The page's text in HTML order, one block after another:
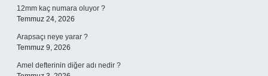
12mm kaç numara oluyor ?
Temmuz 24, 2026
Arapsaçı neye yarar ?
Temmuz 9, 2026
Amel defterinin diğer adı nedir ?